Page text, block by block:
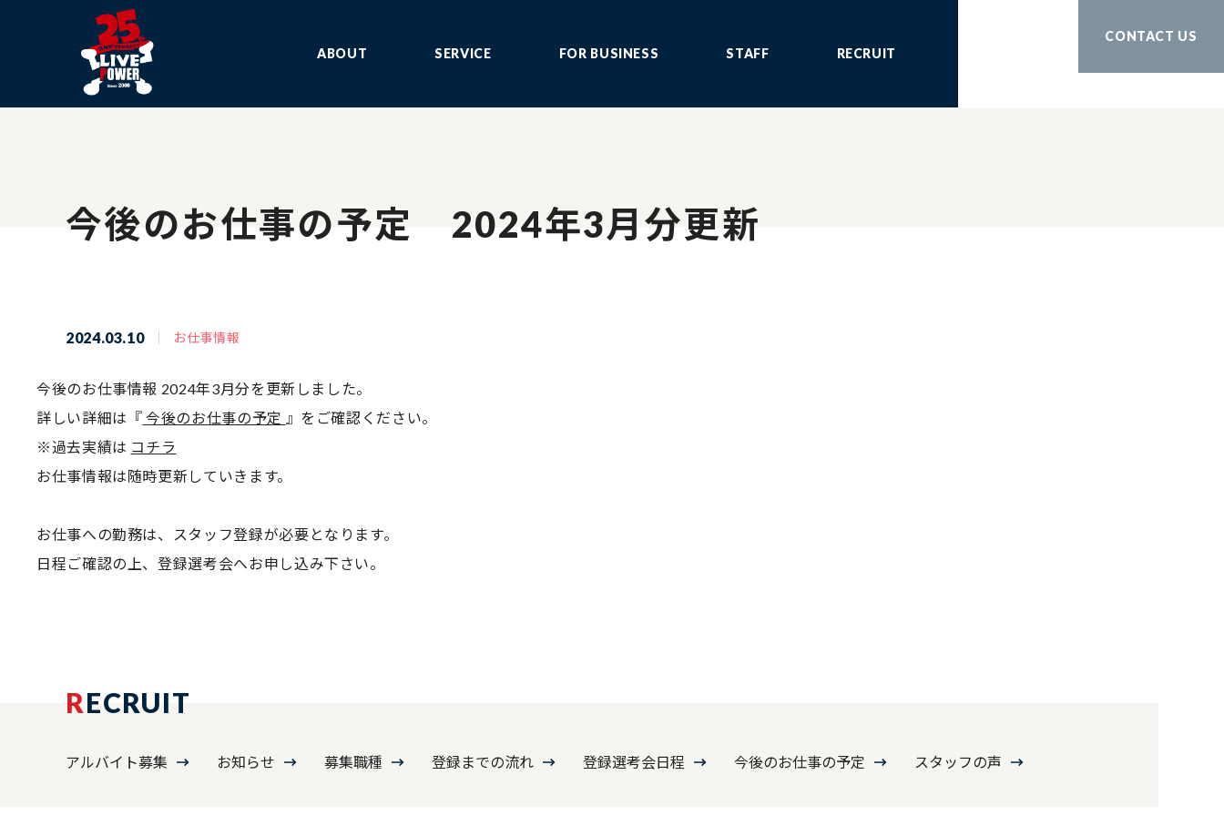
ABOUT SERVICE FOR BUSINESS STAFF RECRUIT
CONTACT US
今後のお仕事の予定 2024年3月分更新
2024.03.10 お仕事情報
今後のお仕事情報 2024年3月分を更新しました。
詳しい詳細は『 今後のお仕事の予定 』をご確認ください。
※過去実績は コチラ
お仕事情報は随時更新していきます。
お仕事への勤務は、スタッフ登録が必要となります。
日程ご確認の上、登録選考会へお申し込み下さい。
RECRUIT
アルバイト募集 お知らせ 募集職種 登録までの流れ 登録選考会日程 今後のお仕事の予定 スタッフの声